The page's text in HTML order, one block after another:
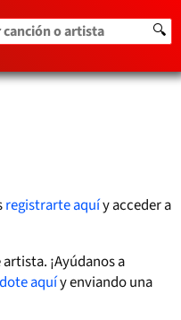
o artista 🔍
registrarte aquíy acceder a
¡Ayúdanos a
aquíy enviando una